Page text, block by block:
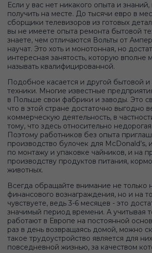
Если у вас нет никакого опыта и
получить на месте. До тысячи евро в
сборщики телевизоров из готовых
вы не имеете опыта ремонта бытовой
знаете, чем отличаются Вольты от
научат. Это хоть и монотонная, но
интересная занятость, которую вполне
называть квалифицированной.
Подобное касается и другой бытовой и
техники. Многие известные
в Польше свои фабрики и заводы. Это
что в этой стране достаточно выгодно
коммерческую деятельность, в
тому, что здесь относительно
Поэтому работников без опыта
производство булочек для McDonald’s,
по монтажу и упаковке чайников, и на
производству продуктов питания,
животных.
Всегда обращайте внимание не только
финансового вознаграждения, но и на
чувствуете, ведь 3-6 месяцев - это
значимый период времени. А учитывая
работают в Европе на постоянной
раз в день возвращаясь домой, можно
такое трудоустройство является для них
повседневной жизнью, за качеством